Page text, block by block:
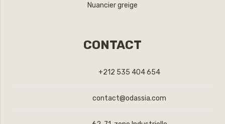
Nuancier greige
CONTACT
+212 535 404 654
contact@odassia.com